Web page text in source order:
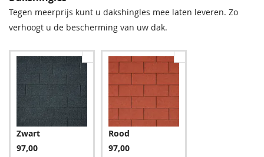
Tegen meerprijs kunt u dakshingles mee laten leveren. Zo
verhoogt u de bescherming van uw dak.
Zwart
97,00
Rood
97,00